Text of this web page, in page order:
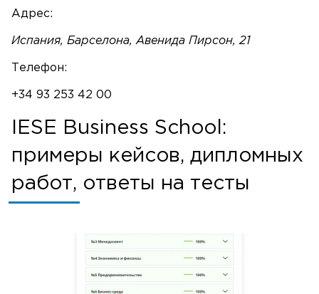
Адрес:
Испания, Барселона, Авенида Пирсон, 21
Телефон:
+34 93 253 42 00
IESE Business School:
примеры кейсов, дипломных
работ, ответы на тесты